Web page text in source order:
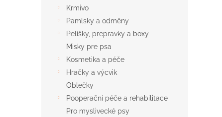
Krmivo
Pamlsky a odměny
Pelíšky, prepravky a boxy
Misky pre psa
Kosmetika a péče
Hračky a výcvik
Oblečky
Pooperační péče a rehabilitace
Pro myslivecké psy